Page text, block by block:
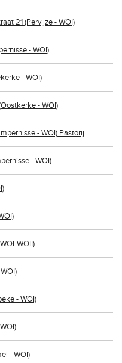
21 (Pervijze - WOI)
- WOI)
- WOI)
- WOI)
- WOI) Pastorij
- WOI)
WOII)
- WOI)
- WOI)